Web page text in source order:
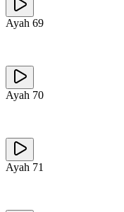
Ayah 69
Ayah 70
Ayah 71